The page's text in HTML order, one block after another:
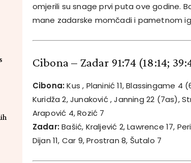
omjerili su snage prvi puta ove godine.
mane zadarske momčadi i pametnom
Cibona – Zadar 91:74 (18:14;
Cibona:Kus , Planinić 11, Blassingame
Kuridža 2, Junaković , Janning 22 (7as),
Arapović 4, Rozić 7
Zadar:Bašić, Kraljević 2, Lawrence 17,
Dijan 11, Car 9, Prostran 8, Šutalo 7